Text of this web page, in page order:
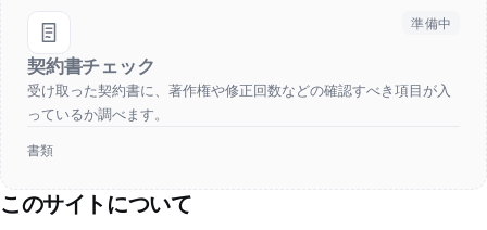
準備中
契約書チェック
受け取った契約書に、著作権や修正回数などの確認すべき項目が入
っているか調べます。
書類
このサイトについて